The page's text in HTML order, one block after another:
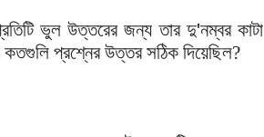
ভুল উত্তরের জন্য তার দু'নম্বর কাটা
কতগুলি প্রশ্নের উত্তর সঠিক দিয়েছিল?